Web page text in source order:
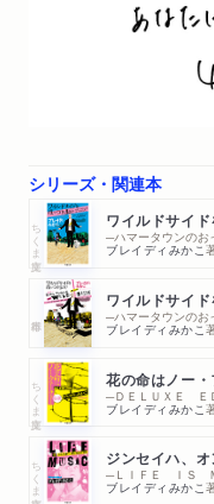
「週刊エコノミスト」
ました。「女たちはこ
共同通信より著者インタ
る」
新聞2023/09/23
朝日新聞「著者に会い
ました。
新聞2023/09/21
毎日新聞夕刊「特集ワイ
のブレイディみかこさ
も社会も「波風」立てよう
シリーズ・関連本
ちくま文庫 ワイルドサイ
─ハマータウンのお
ブレイディみかこ
ワイルドサイ
─ハマータウンのお
ブレイディみかこ
ちくま文庫 花の命はノー
─ＤＥＬＵＸＥ Ｅ
ブレイディみかこ
ちくま文庫 ジンセイハ、
─ＬＩＦＥ ＩＳ
ブレイディみかこ